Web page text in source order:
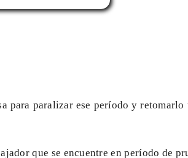
para paralizar ese período y retomarlo
que se encuentre en período de